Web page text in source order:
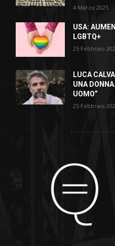
4 Marzo 2025
USA:
LGBTQ+
25 Febbraio
LUCA
UNA
UOMO”
25 Febbraio